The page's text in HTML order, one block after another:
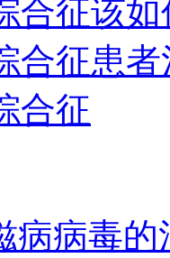
合征该
合征患
合征
病病毒